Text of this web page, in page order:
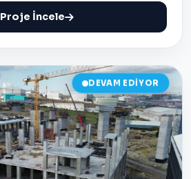
Proje İncele
DEVAM EDIYOR